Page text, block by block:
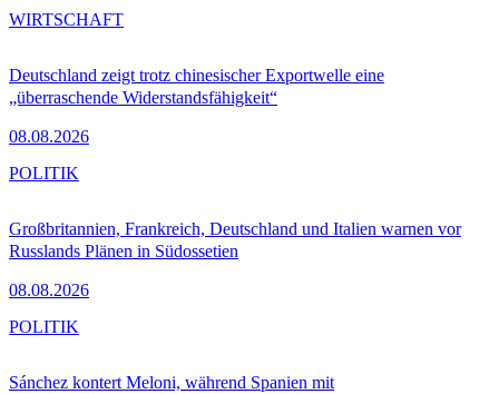
Deutschland zeigt trotz chinesischer Exportwelle eine
„überraschende Widerstandsfähigkeit“
08.08.2026
WIRTSCHAFT
Großbritannien, Frankreich, Deutschland und Italien warnen vor
Russlands Plänen in Südossetien
08.08.2026
POLITIK
Sánchez kontert Meloni, während Spanien mit
POLITIK